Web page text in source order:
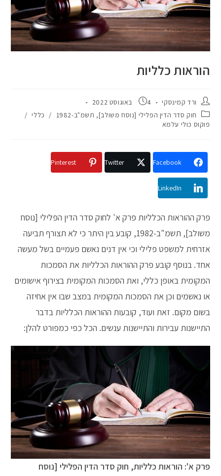
הוראות כלליות
ורד קמינסקי
4 באוגוסט 2022
חוק סדר הדין הפלילי [נוסח משולב], תשמ"ב-1982
/ כללי /
פוקוס כולי עלמא
Facebook
Twitter
Pinterest
LinkedIn
פרק ההוראות הכלליות פרק א' לחוק סדר הדין הפלילי [נוסח
משולב], תשמ"ב-1982, קובע בין היתר כי לא תצורף תביעה
אזרחית למשפט פלילי וכי אין דנים נאשם פעמיים בשל מעשה
אחד. בנוסף קובע פרק ההוראות הכלליות את הסמכות
המקומית באופן כללי, ואת הסמכות המקומית בצירוף אישומים
או נאשמים וכן את הסמכות המקומית במצב שבו אין אחיזה
בשום מקום. זאת ועוד, קובעות ההוראות הכלליות בדבר
התיישנות עבירות והתיישנות ענשים. הכל כפי כמפורט להלן:
פרק א': הוראות כלליות, חוק סדר הדין הפלילי [נוסח